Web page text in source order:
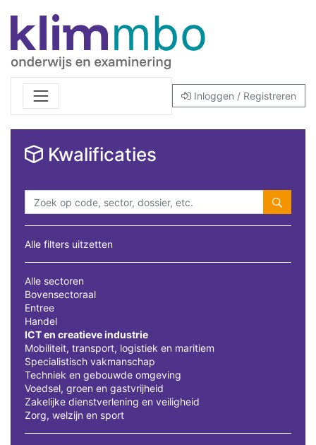
Inloggen / Registreren
Kwalificaties
Alle filters uitzetten
Alle sectoren
Bovensectoraal
Entree
Handel
ICT en creatieve industrie
Mobiliteit, transport, logistiek en maritiem
Specialistisch vakmanschap
Techniek en gebouwde omgeving
Voedsel, groen en gastvrijheid
Zakelijke dienstverlening en veiligheid
Zorg, welzijn en sport